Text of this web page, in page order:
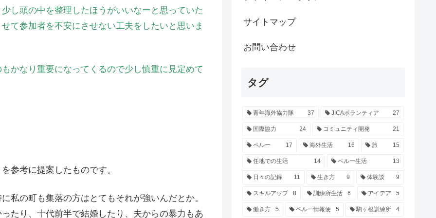
し頭の中を整理したほうがいいなーと思っていた
て参加者を不安にさせない工夫をしたいと思いま
かなり重要になってくるので少し慎重に見定めて
参考に提案したものです。
私の町も集落の方はとてもそれが強いんだとか。
たり、十代前半で結婚したり、夫からの暴力もあ
サイトマップ
お問い合わせ
タグ
青年海外協力隊 37 JICAボランティア 27
国際協力 24 コミュニティ開発 21
ペルー 17 海外生活 16 旅 15
任地での生活 14 ペルー生活 13
日々の記録 11 生き方 9 体験談 9
スキルアップ 8 訓練所生活 6 アイデア 5
働き方 5 ペルー情報便 5 駒ヶ根訓練所 4